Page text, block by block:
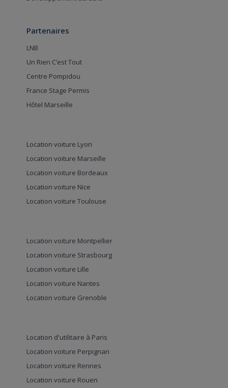
Partenaires
LNB
Un Rien C’est Tout
Centre Pompidou
France Stage Permis
Hôtel Marseille
Location voiture Lyon
Location voiture Marseille
Location voiture Bordeaux
Location voiture Nice
Location voiture Toulouse
Location voiture Montpellier
Location voiture Strasbourg
Location voiture Lille
Location voiture Nantes
Location voiture Grenoble
Location d'utilitaire à Paris
Location voiture Perpignan
Location voiture Rennes
Location voiture Rouen